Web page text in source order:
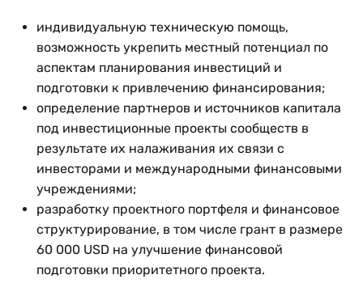
индивидуальную техническую помощь,
возможность укрепить местный потенциал по
аспектам планирования инвестиций и
подготовки к привлечению финансирования;
определение партнеров и источников капитала
под инвестиционные проекты сообществ в
результате их налаживания их связи с
инвесторами и международными финансовыми
учреждениями;
разработку проектного портфеля и финансовое
структурирование, в том числе грант в размере
60 000 USD на улучшение финансовой
подготовки приоритетного проекта.